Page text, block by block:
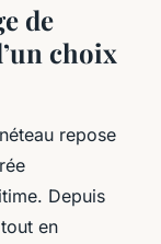
de
choix
repose
Depuis
en